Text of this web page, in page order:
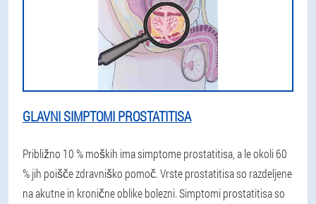
GLAVNI SIMPTOMI PROSTATITISA
Približno 10 % moških ima simptome prostatitisa, a le okoli 60
% jih poišče zdravniško pomoč. Vrste prostatitisa so razdeljene
na akutne in kronične oblike bolezni. Simptomi prostatitisa so